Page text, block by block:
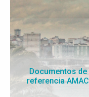
Documentos de
referencia AMAC